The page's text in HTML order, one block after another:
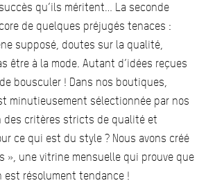
qu’ils méritent… La seconde
de quelques préjugés tenaces :
supposé, doutes sur la qualité,
être à la mode. Autant d’idées reçues
bousculer ! Dans nos boutiques,
minutieusement sélectionnée par nos
des critères stricts de qualité et
ce qui est du style ? Nous avons créé
», une vitrine mensuelle qui prouve que
est résolument tendance !